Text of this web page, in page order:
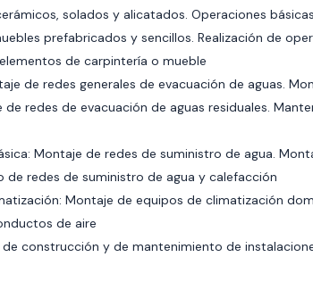
solados y alicatados. Operaciones
prefabricados y sencillos. Realización de
de carpintería o mueble
de redes generales de evacuación de aguas.
de redes de evacuación de aguas residuales.
Montaje de redes de suministro de agua.
de redes de suministro de agua y calefacción
Montaje de equipos de climatización
de aire
construcción y de mantenimiento de